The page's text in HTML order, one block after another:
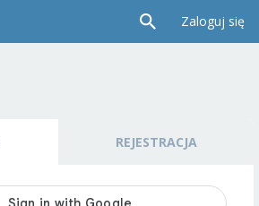
Zaloguj się
REJESTRACJA